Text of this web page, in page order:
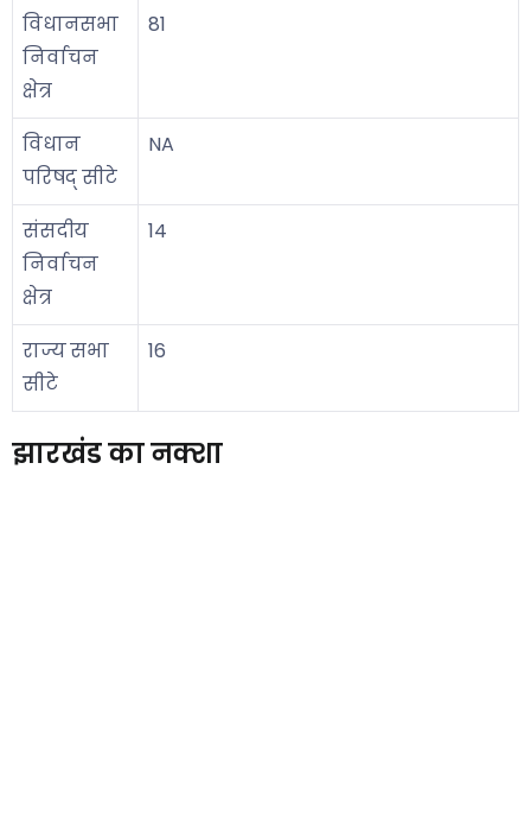
विधानसभा
निर्वाचन
क्षेत्र
81
विधान
परिषद् सीटे
NA
संसदीय
निर्वाचन
क्षेत्र
14
राज्य सभा
सीटे
16
झारखंड का नक्शा